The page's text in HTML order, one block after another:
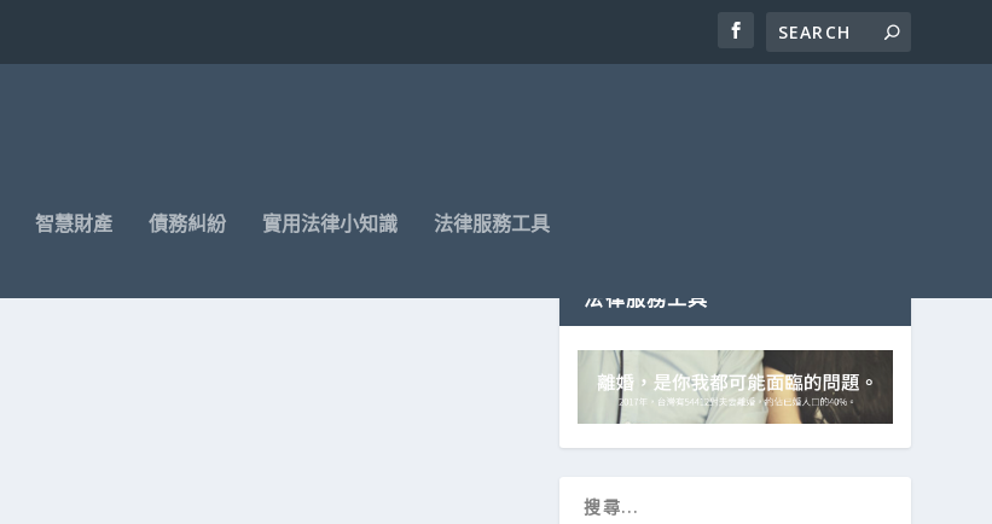
智慧財產 債務糾紛 實用法律小知識 法律服務工具
法律服務工具